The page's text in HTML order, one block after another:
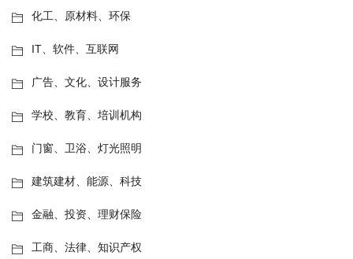
化工、原材料、环保
IT、软件、互联网
广告、文化、设计服务
学校、教育、培训机构
门窗、卫浴、灯光照明
建筑建材、能源、科技
金融、投资、理财保险
工商、法律、知识产权